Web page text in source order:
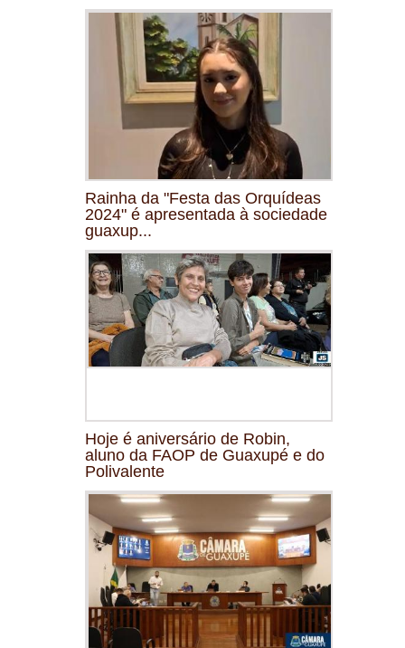
Rainha da "Festa das Orquídeas
2024" é apresentada à sociedade
guaxup...
Hoje é aniversário de Robin,
aluno da FAOP de Guaxupé e do
Polivalente